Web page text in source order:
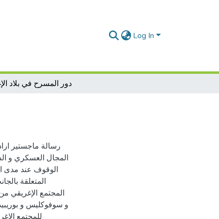
Log In
دور المسرح في بلاد
رسالة ماجستير
المجال العسكري و
الوقوف عند مدى
المتعلقة
المجتمع الإغريقي
و سوفوكليس و
للمجتمع